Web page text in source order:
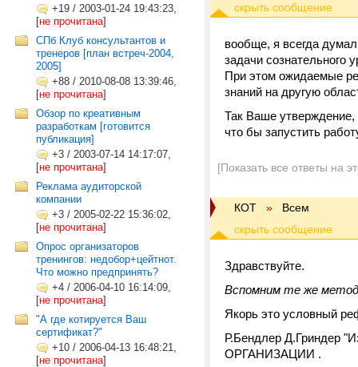
+19 / 2003-01-24 19:43:23,
[не прочитана]
СПб Клуб консультантов и
тренеров [план встреч-2004,
2005]
+88 / 2010-08-08 13:39:46,
[не прочитана]
Обзор по креативным
разработкам [готовится
публикация]
+3 / 2003-07-14 14:17:07,
[не прочитана]
Реклама аудиторской
компании
+3 / 2005-02-22 15:36:02,
[не прочитана]
Опрос организаторов
тренингов: недобор+цейтнот.
Что можно предпринять?
+4 / 2006-04-10 16:14:09,
[не прочитана]
"А где котируется Ваш
сертификат?"
+10 / 2006-04-13 16:48:21,
[не прочитана]
вообще, я всегда
задачи сознательного
При этом ожидаемые
знаний на другую
Так Ваше утверждение,
что бы запустить
[Показать все ответы на
КОТ » Всем
Здравствуйте.
Вспомним те же
Якорь это условный
Р.Бендлер
ОРГАНИЗАЦИИ .